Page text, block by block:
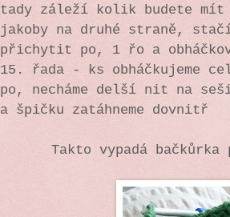
tady záleží kolik budete mít
jakoby na druhé straně,
přichytit po, 1 řo a
15. řada - ks obháčkujeme
po, necháme delší nit na
a špičku zatáhneme dovnitř
Takto vypadá bačkůrka